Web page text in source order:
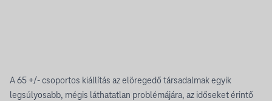
A 65 +/- csoportos kiállítás az elöregedő társadalmak egyik
legsúlyosabb, mégis láthatatlan problémájára, az időseket érintő